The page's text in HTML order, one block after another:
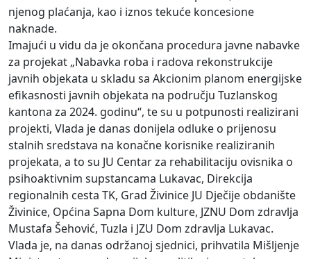
njenog plaćanja, kao i iznos tekuće koncesione
naknade.
Imajući u vidu da je okončana procedura javne nabavke
za projekat „Nabavka roba i radova rekonstrukcije
javnih objekata u skladu sa Akcionim planom energijske
efikasnosti javnih objekata na području Tuzlanskog
kantona za 2024. godinu“, te su u potpunosti realizirani
projekti, Vlada je danas donijela odluke o prijenosu
stalnih sredstava na konačne korisnike realiziranih
projekata, a to su JU Centar za rehabilitaciju ovisnika o
psihoaktivnim supstancama Lukavac, Direkcija
regionalnih cesta TK, Grad Živinice JU Dječije obdanište
Živinice, Općina Sapna Dom kulture, JZNU Dom zdravlja
Mustafa Šehović, Tuzla i JZU Dom zdravlja Lukavac.
Vlada je, na danas održanoj sjednici, prihvatila Mišljenje